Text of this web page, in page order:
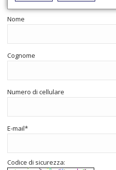
Nome
Cognome
Numero di cellulare
E-mail*
Codice di sicurezza: